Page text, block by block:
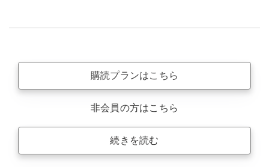
購読プランはこちら
非会員の方はこちら
続きを読む